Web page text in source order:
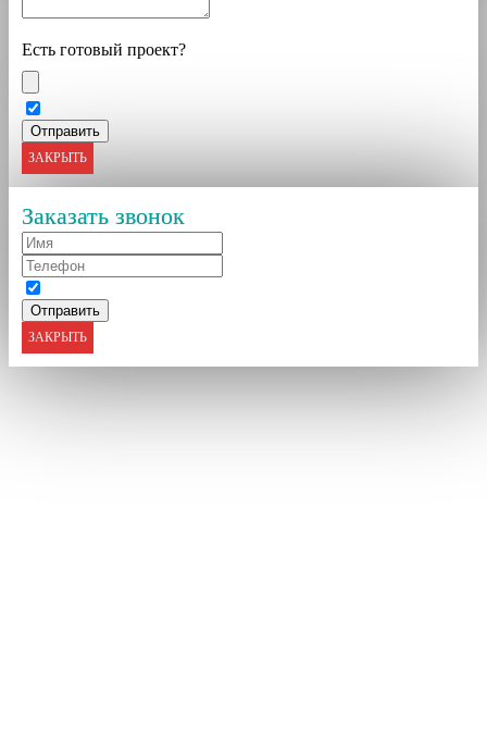
Есть готовый проект?
ЗАКРЫТЬ
Заказать звонок
ЗАКРЫТЬ